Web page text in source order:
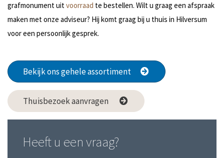
grafmonument uitvoorraad te bestellen. Wilt u graag een afspraak
maken met onze adviseur? Hij komt graag bij u thuis in Hilversum
voor een persoonlijk gesprek.
Bekijk ons gehele assortiment
Thuisbezoek aanvragen
Heeft u een vraag?